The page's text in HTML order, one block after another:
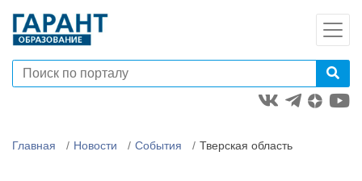
Главная Новости События Тверская область